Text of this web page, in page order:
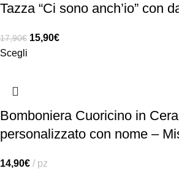
Tazza “Ci sono anch’io” con
17,90€ 15,90€
Scegli
Bomboniera Cuoricino in
personalizzato con nome –
14,90€
pz